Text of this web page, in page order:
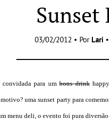
Sunset
03/02/2012 • Por Lari •
convidada para umbons drink
uma sunset party para
menu deli, o evento foi pura